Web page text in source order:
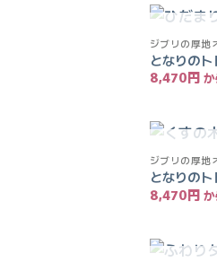
ジブリの厚地
となりの
8,470円
ジブリの厚地
となりの
8,470円